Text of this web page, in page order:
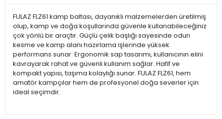
FULAZ FLZ61 kamp baltası, dayanıklı malzemelerden üretilmiş
olup, kamp ve doğa koşullarında güvenle kullanabileceğiniz
çok yönlü bir araçtır. Güçlü çelik başlığı sayesinde odun
kesme ve kamp alanı hazırlama işlerinde yüksek
performans sunar. Ergonomik sap tasarımı, kullanıcının elini
kavrayarak rahat ve güvenli kullanım sağlar. Hafif ve
kompakt yapısı, taşıma kolaylığı sunar. FULAZ FLZ61, hem
amatör kampçılar hem de profesyonel doğa severler için
ideal seçimdir.